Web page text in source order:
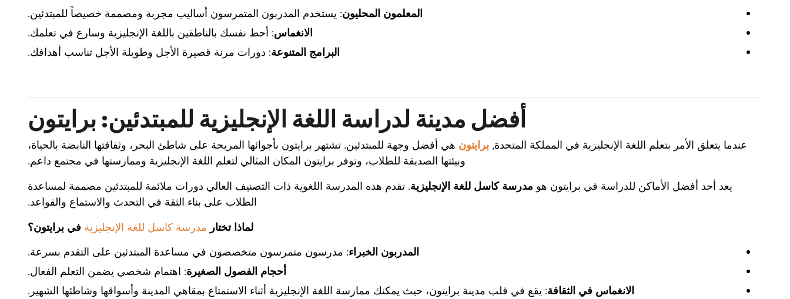
المعلمون المحليون: يستخدم المدربون المتمرسون أساليب مجربة ومصممة خصيصاً للمبتدئين.
الانغماس: أحط نفسك بالناطقين باللغة الإنجليزية وسارع في تعلمك.
البرامج المتنوعة: دورات مرنة قصيرة الأجل وطويلة الأجل تناسب أهدافك.
أفضل مدينة لدراسة اللغة الإنجليزية للمبتدئين: برايتون
عندما يتعلق الأمر بتعلم اللغة الإنجليزية في المملكة المتحدة, برايتون هي أفضل وجهة للمبتدئين. تشتهر برايتون بأجوائها المريحة على شاطئ البحر، وثقافتها النابضة بالحياة،
وبيئتها الصديقة للطلاب، وتوفر برايتون المكان المثالي لتعلم اللغة الإنجليزية وممارستها في مجتمع داعم.
يعد أحد أفضل الأماكن للدراسة في برايتون هو مدرسة كاسل للغة الإنجليزية. تقدم هذه المدرسة اللغوية ذات التصنيف العالي دورات ملائمة للمبتدئين مصممة لمساعدة
الطلاب على بناء الثقة في التحدث والاستماع والقواعد.
لماذا تختار مدرسة كاسل للغة الإنجليزية في برايتون؟
المدربون الخبراء: مدرسون متمرسون متخصصون في مساعدة المبتدئين على التقدم بسرعة.
أحجام الفصول الصغيرة: اهتمام شخصي يضمن التعلم الفعال.
الانغماس في الثقافة: يقع في قلب مدينة برايتون، حيث يمكنك ممارسة اللغة الإنجليزية أثناء الاستمتاع بمقاهي المدينة وأسواقها وشاطئها الشهير.